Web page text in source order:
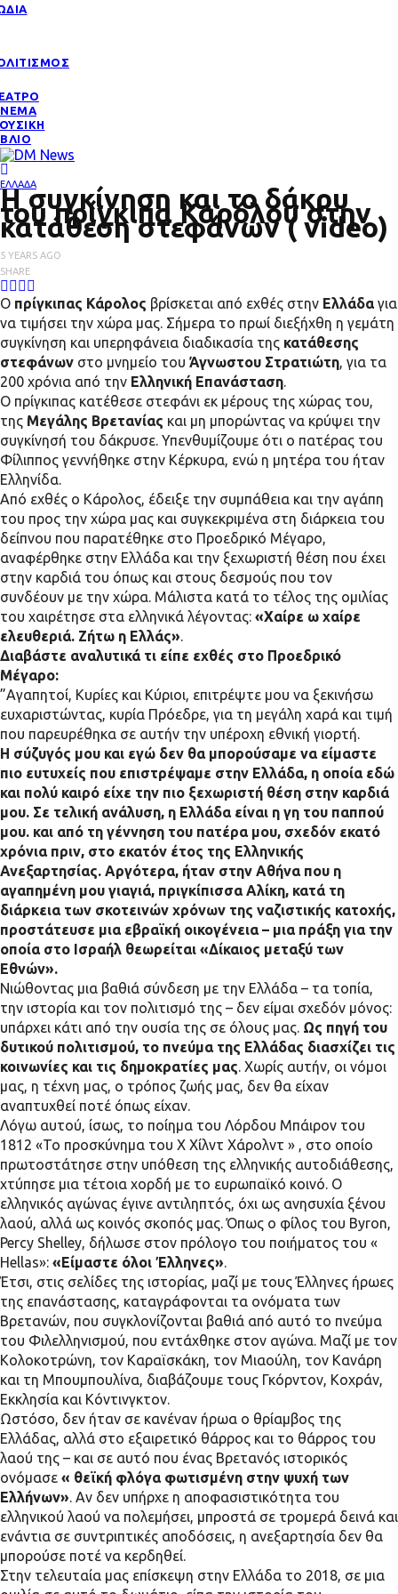
ΕΛΛΑΔΑ
Η συγκίνηση και το δάκρυ
του πρίγκιπα Καρόλου στην
κατάθεση στεφάνων ( video)
5 YEARS AGO
SHARE
Ο πρίγκιπας Κάρολος βρίσκεται από εχθές στην Ελλάδαγια
να τιμήσει την χώρα μας. Σήμερα το πρωί διεξήχθη η γεμάτη
συγκίνηση και υπερηφάνεια διαδικασία της κατάθεσης
στεφάνων στο μνημείο του Άγνωστου Στρατιώτη, για τα
200 χρόνια από την Ελληνική Επανάσταση.
Ο πρίγκιπας κατέθεσε στεφάνι εκ μέρους της χώρας του,
της Μεγάλης Βρετανίας και μη μπορώντας να κρύψει την
συγκίνησή του δάκρυσε. Υπενθυμίζουμε ότι ο πατέρας του
Φίλιππος γεννήθηκε στην Κέρκυρα, ενώ η μητέρα του ήταν
Ελληνίδα.
Από εχθές ο Κάρολος, έδειξε την συμπάθεια και την αγάπη
του προς την χώρα μας και συγκεκριμένα στη διάρκεια του
δείπνου που παρατέθηκε στο Προεδρικό Μέγαρο,
αναφέρθηκε στην Ελλάδα και την ξεχωριστή θέση που έχει
στην καρδιά του όπως και στους δεσμούς που τον
συνδέουν με την χώρα. Μάλιστα κατά το τέλος της ομιλίας
του χαιρέτησε στα ελληνικά λέγοντας: «Χαίρε ω χαίρε
ελευθεριά. Ζήτω η Ελλάς».
Διαβάστε αναλυτικά τι είπε εχθές στο Προεδρικό
Μέγαρο:
”Αγαπητοί, Κυρίες και Κύριοι, επιτρέψτε μου να ξεκινήσω
ευχαριστώντας, κυρία Πρόεδρε, για τη μεγάλη χαρά και τιμή
που παρευρέθηκα σε αυτήν την υπέροχη εθνική γιορτή.
Η σύζυγός μου και εγώ δεν θα μπορούσαμε να είμαστε
πιο ευτυχείς που επιστρέψαμε στην Ελλάδα, η οποία εδώ
και πολύ καιρό είχε την πιο ξεχωριστή θέση στην καρδιά
μου. Σε τελική ανάλυση, η Ελλάδα είναι η γη του παππού
μου. και από τη γέννηση του πατέρα μου, σχεδόν εκατό
χρόνια πριν, στο εκατόν έτος της Ελληνικής
Ανεξαρτησίας. Αργότερα, ήταν στην Αθήνα που η
αγαπημένη μου γιαγιά, πριγκίπισσα Αλίκη, κατά τη
διάρκεια των σκοτεινών χρόνων της ναζιστικής κατοχής,
προστάτευσε μια εβραϊκή οικογένεια – μια πράξη για την
οποία στο Ισραήλ θεωρείται «Δίκαιος μεταξύ των
Εθνών».
Νιώθοντας μια βαθιά σύνδεση με την Ελλάδα – τα τοπία,
την ιστορία και τον πολιτισμό της – δεν είμαι σχεδόν μόνος:
υπάρχει κάτι από την ουσία της σε όλους μας. Ως πηγή του
δυτικού πολιτισμού, το πνεύμα της Ελλάδας διασχίζει τις
κοινωνίες και τις δημοκρατίες μας. Χωρίς αυτήν, οι νόμοι
μας, η τέχνη μας, ο τρόπος ζωής μας, δεν θα είχαν
αναπτυχθεί ποτέ όπως είχαν.
Λόγω αυτού, ίσως, το ποίημα του Λόρδου Μπάιρον του
1812 «Το προσκύνημα του Χ Χίλντ Χάρολντ » , στο οποίο
πρωτοστάτησε στην υπόθεση της ελληνικής αυτοδιάθεσης,
χτύπησε μια τέτοια χορδή με το ευρωπαϊκό κοινό. Ο
ελληνικός αγώνας έγινε αντιληπτός, όχι ως ανησυχία ξένου
λαού, αλλά ως κοινός σκοπός μας. Όπως ο φίλος του Byron,
Percy Shelley, δήλωσε στον πρόλογο του ποιήματος του «
Hellas»: «Είμαστε όλοι Έλληνες».
Έτσι, στις σελίδες της ιστορίας, μαζί με τους Έλληνες ήρωες
της επανάστασης, καταγράφονται τα ονόματα των
Βρετανών, που συγκλονίζονται βαθιά από αυτό το πνεύμα
του Φιλελληνισμού, που εντάχθηκε στον αγώνα. Μαζί με τον
Κολοκοτρώνη, τον Καραϊσκάκη, τον Μιαούλη, τον Κανάρη
και τη Μπουμπουλίνα, διαβάζουμε τους Γκόρντον, Κοχράν,
Εκκλησία και Κόντινγκτον.
Ωστόσο, δεν ήταν σε κανέναν ήρωα ο θρίαμβος της
Ελλάδας, αλλά στο εξαιρετικό θάρρος και το θάρρος του
λαού της – και σε αυτό που ένας Βρετανός ιστορικός
ονόμασε « θεϊκή φλόγα φωτισμένη στην ψυχή των
Ελλήνων». Αν δεν υπήρχε η αποφασιστικότητα του
ελληνικού λαού να πολεμήσει, μπροστά σε τρομερά δεινά και
ενάντια σε συντριπτικές αποδόσεις, η ανεξαρτησία δεν θα
μπορούσε ποτέ να κερδηθεί.
Στην τελευταία μας επίσκεψη στην Ελλάδα το 2018, σε μια